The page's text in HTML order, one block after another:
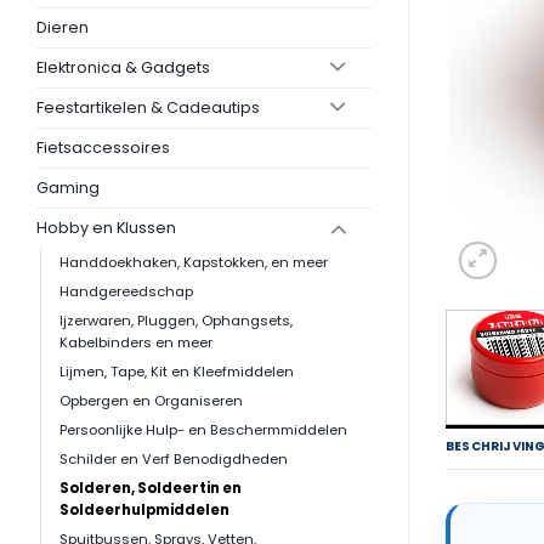
Dieren
Elektronica & Gadgets
Feestartikelen & Cadeautips
Fietsaccessoires
Gaming
Hobby en Klussen
Handdoekhaken, Kapstokken, en meer
Handgereedschap
Ijzerwaren, Pluggen, Ophangsets,
Kabelbinders en meer
Lijmen, Tape, Kit en Kleefmiddelen
Opbergen en Organiseren
Persoonlijke Hulp- en Beschermmiddelen
Schilder en Verf Benodigdheden
Solderen, Soldeertin en
Soldeerhulpmiddelen
Spuitbussen, Sprays, Vetten,